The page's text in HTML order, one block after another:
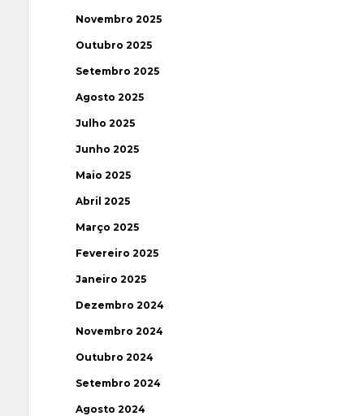
Novembro 2025
Outubro 2025
Setembro 2025
Agosto 2025
Julho 2025
Junho 2025
Maio 2025
Abril 2025
Março 2025
Fevereiro 2025
Janeiro 2025
Dezembro 2024
Novembro 2024
Outubro 2024
Setembro 2024
Agosto 2024